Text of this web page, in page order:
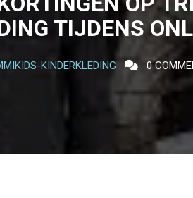
TIJDENS
KINDERKLEDING 0